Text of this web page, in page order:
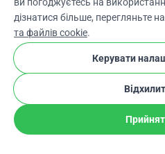
★★★★★4,9 / 5 на основі
WhyDonate
Умови та положення
stripe
дізнатися більше, перегляньте
та файлів cookie.
Керувати